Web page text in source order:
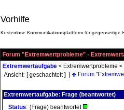
Vorhilfe
Kostenlose Kommunikationsplattform für gegenseitige
Forum "Extremwertprobleme" -
Extremwertaufgabe < Extremwertprobleme <
Ansicht: [ geschachtelt ] Forum
Extremwertaufgabe: Frage (beantwortet)
Status: (Frage) beantwortet